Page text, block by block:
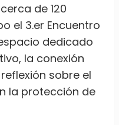
de 120
el 3.er Encuentro
espacio dedicado
la conexión
sobre el
la protección de